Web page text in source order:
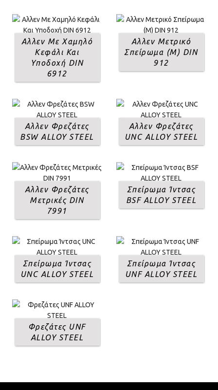
Αλλεν Με Χαμηλό
Κεφάλι Και
Υποδοχή DIN
6912
Αλλεν Μετρικό
Σπείρωμα (Μ) DIN
912
Αλλεν Φρεζάτες
BSW ALLOY STEEL
Αλλεν Φρεζάτες
UNC ALLOY STEEL
Αλλεν Φρεζάτες
Μετρικές DIN
7991
Σπείρωμα Ίντσας
BSF ALLOY STEEL
Σπείρωμα Ίντσας
UNC ALLOY STEEL
Σπείρωμα Ίντσας
UNF ALLOY STEEL
Φρεζάτες UNF
ALLOY STEEL